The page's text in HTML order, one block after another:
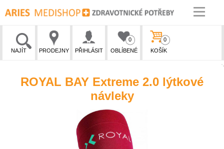
NAJÍT PRODEJNY PŘIHLÁSIT OBLÍBENÉ
0
KOŠÍK
0
ROYAL BAY Extreme 2.0 lýtkové
návleky